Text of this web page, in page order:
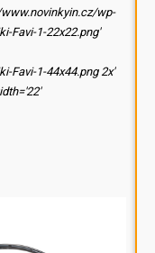
wp-
Favi-1-22x22.png'
Favi-1-44x44.png 2x'